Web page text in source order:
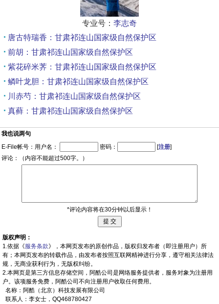
专业号： 李志奇
唐古特瑞香：甘肃祁连山国家级自然保护区
前胡：甘肃祁连山国家级自然保护区
紫花碎米荠：甘肃祁连山国家级自然保护区
鳞叶龙胆：甘肃祁连山国家级自然保护区
川赤芍：甘肃祁连山国家级自然保护区
真藓：甘肃祁连山国家级自然保护区
我也说两句
E-File帐号：用户名：
密码： [注册]
评论：（内容不能超过500字。）
*评论内容将在30分钟以后显示！
版权声明：
1.依据《服务条款》，本网页发布的原创作品，版权归发布者（即注册用户）所
有；本网页发布的转载作品，由发布者按照互联网精神进行分享，遵守相关法律法
规，无商业获利行为，无版权纠纷。
2.本网页是第三方信息存储空间，阿酷公司是网络服务提供者，服务对象为注册用
户。该项服务免费，阿酷公司不向注册用户收取任何费用。
名称：阿酷（北京）科技发展有限公司
联系人：李女士，QQ468780427